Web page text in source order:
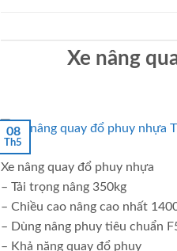
Xe nâng
08
Th5
Xe nâng quay đổ phuy nhựa
– Tải trọng nâng 350kg
– Chiều cao nâng cao nhất
– Dùng nâng phuy tiêu chuẩn
– Khả năng quay đổ phuy